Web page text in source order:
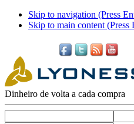
Skip to navigation (Press
Skip to main content (Press
Dinheiro de volta a cada compra